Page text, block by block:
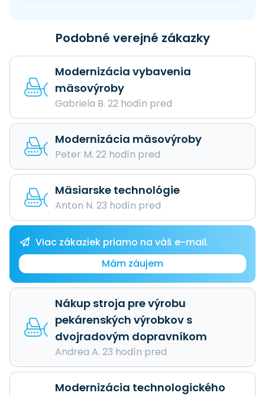
Podobné verejné zákazky
Modernizácia vybavenia
mäsovýroby
Gabriela B. 22 hodín pred
Modernizácia mäsovýroby
Peter M. 22 hodín pred
Mäsiarske technológie
Anton N. 23 hodín pred
Viac zákaziek priamo na váš e-mail.
Mám záujem
Nákup stroja pre výrobu
pekárenských výrobkov s
dvojradovým dopravníkom
Andrea A. 23 hodín pred
Modernizácia technologického